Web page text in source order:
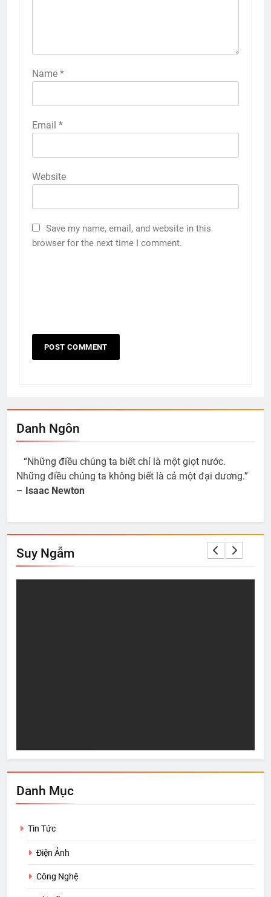
Name *
Email *
Website
Save my name, email, and website in this
browser for the next time I comment.
Danh Ngôn
“Những điều chúng ta biết chỉ là một giọt nước.
Những điều chúng ta không biết là cả một đại dương.”
– Isaac Newton
Suy Ngẫm
Danh Mục
Tin Tức
Điện Ảnh
Công Nghệ